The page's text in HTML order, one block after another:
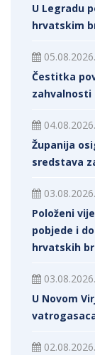
U Legradu
hrvatskim
05.08.2026.
Čestitka
zahvalnosti
04.08.2026.
Županija
sredstava
03.08.2026.
Položeni
pobjede i
hrvatskih
03.08.2026.
U Novom
02.08.2026.